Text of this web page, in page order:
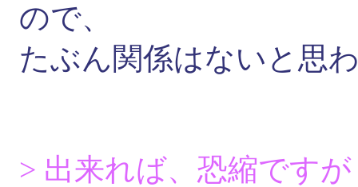
ので、
たぶん関係はないと思
> 出来れば、恐縮です